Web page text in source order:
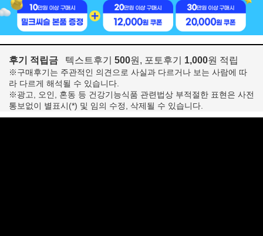
후기 적립금 텍스트후기 500원, 포토후기 1,000원 적립
※구매후기는 주관적인 의견으로 사실과 다르거나 보는 사람에 따
라 다르게 해석될 수 있습니다.
※광고, 오인, 혼동 등 건강기능식품 관련법상 부적절한 표현은 사전
통보없이 별표시(*) 및 임의 수정, 삭제될 수 있습니다.